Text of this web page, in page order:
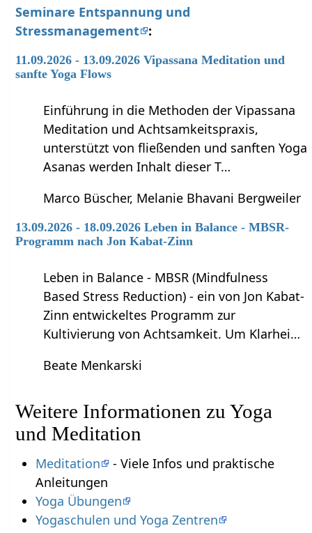
Seminare Entspannung und
Stressmanagement :
11.09.2026 - 13.09.2026 Vipassana Meditation und
sanfte Yoga Flows
Einführung in die Methoden der Vipassana
Meditation und Achtsamkeitspraxis,
unterstützt von fließenden und sanften Yoga
Asanas werden Inhalt dieser T…
Marco Büscher, Melanie Bhavani Bergweiler
13.09.2026 - 18.09.2026 Leben in Balance - MBSR-
Programm nach Jon Kabat-Zinn
Leben in Balance - MBSR (Mindfulness
Based Stress Reduction) - ein von Jon Kabat-
Zinn entwickeltes Programm zur
Kultivierung von Achtsamkeit. Um Klarhei…
Beate Menkarski
Weitere Informationen zu Yoga
und Meditation
Meditation
- Viele Infos und praktische
Anleitungen
Yoga Übungen
Yogaschulen und Yoga Zentren